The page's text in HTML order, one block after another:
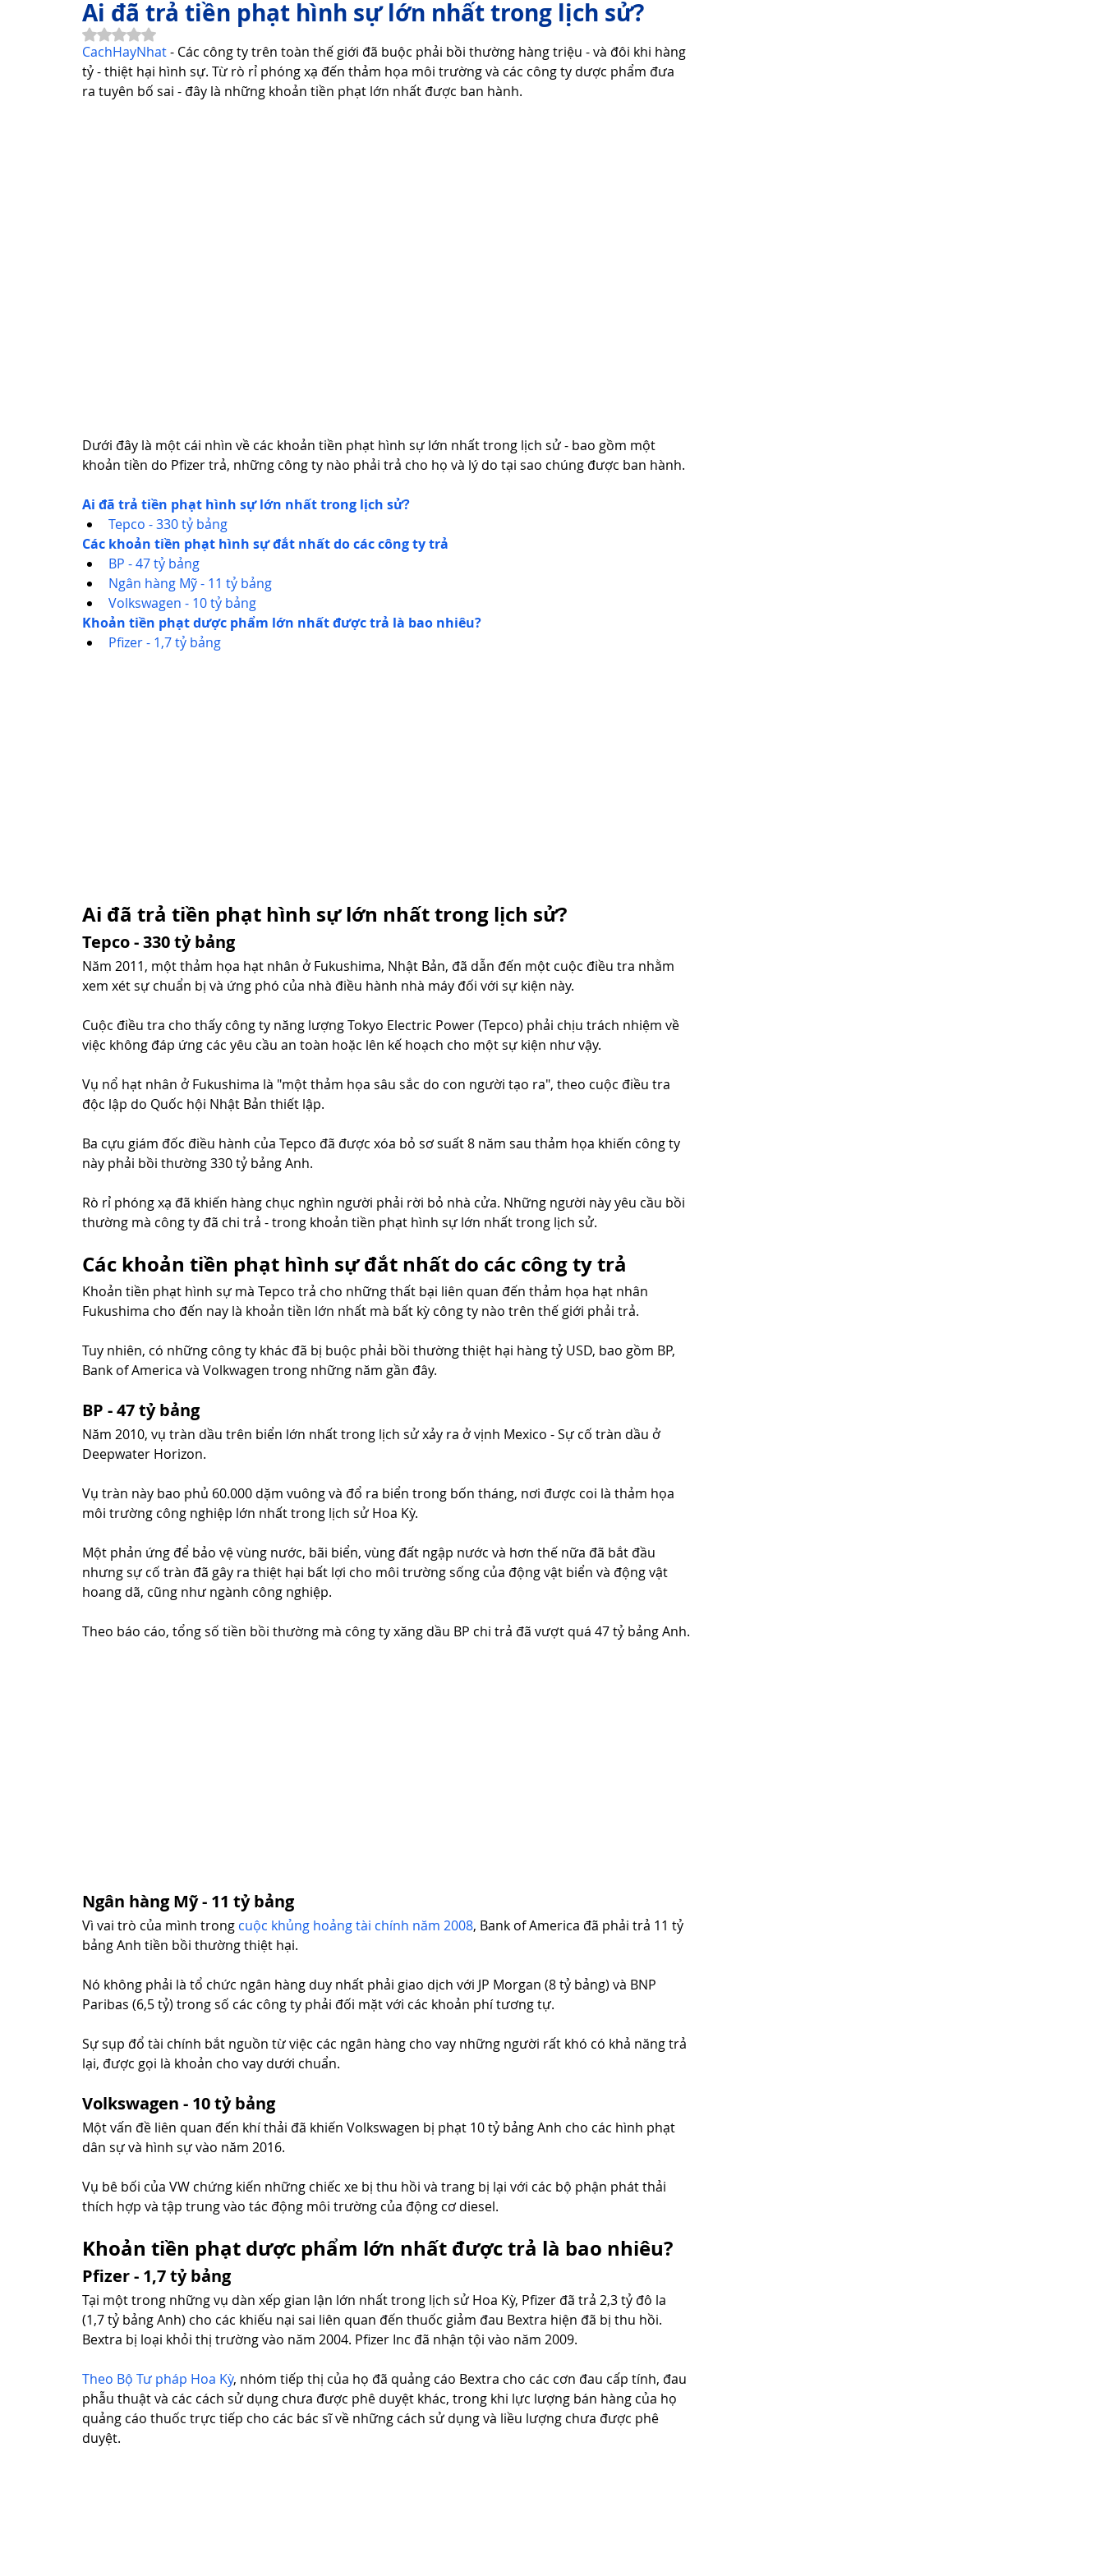
Thơ Hay Thơ Vui Lời Hay Ý Đẹp Vì Sao, Tại Sao? Tử Vi - Phong Thủy - Tâm Linh Phong Tục Tập Quán
Ai đã trả tiền phạt hình sự lớn nhất trong lịch sử?
Đã xếp hạng NaN/5 sao.
CachHayNhat - Các công ty trên toàn thế giới đã buộc phải bồi thường hàng triệu - và đôi khi hàng
tỷ - thiệt hại hình sự. Từ rò rỉ phóng xạ đến thảm họa môi trường và các công ty dược phẩm đưa
ra tuyên bố sai - đây là những khoản tiền phạt lớn nhất được ban hành.
Dưới đây là một cái nhìn về các khoản tiền phạt hình sự lớn nhất trong lịch sử - bao gồm một
khoản tiền do Pfizer trả, những công ty nào phải trả cho họ và lý do tại sao chúng được ban hành.
Ai đã trả tiền phạt hình sự lớn nhất trong lịch sử?
Tepco - 330 tỷ bảng
Các khoản tiền phạt hình sự đắt nhất do các công ty trả
BP - 47 tỷ bảng
Ngân hàng Mỹ - 11 tỷ bảng
Volkswagen - 10 tỷ bảng
Khoản tiền phạt dược phẩm lớn nhất được trả là bao nhiêu?
Pfizer - 1,7 tỷ bảng
Ai đã trả tiền phạt hình sự lớn nhất trong lịch sử?
Tepco - 330 tỷ bảng
Năm 2011, một thảm họa hạt nhân ở Fukushima, Nhật Bản, đã dẫn đến một cuộc điều tra nhằm
xem xét sự chuẩn bị và ứng phó của nhà điều hành nhà máy đối với sự kiện này.
Cuộc điều tra cho thấy công ty năng lượng Tokyo Electric Power (Tepco) phải chịu trách nhiệm về
việc không đáp ứng các yêu cầu an toàn hoặc lên kế hoạch cho một sự kiện như vậy.
Vụ nổ hạt nhân ở Fukushima là "một thảm họa sâu sắc do con người tạo ra", theo cuộc điều tra
độc lập do Quốc hội Nhật Bản thiết lập.
Ba cựu giám đốc điều hành của Tepco đã được xóa bỏ sơ suất 8 năm sau thảm họa khiến công ty
này phải bồi thường 330 tỷ bảng Anh.
Rò rỉ phóng xạ đã khiến hàng chục nghìn người phải rời bỏ nhà cửa. Những người này yêu cầu bồi
thường mà công ty đã chi trả - trong khoản tiền phạt hình sự lớn nhất trong lịch sử.
Các khoản tiền phạt hình sự đắt nhất do các công ty trả
Khoản tiền phạt hình sự mà Tepco trả cho những thất bại liên quan đến thảm họa hạt nhân
Fukushima cho đến nay là khoản tiền lớn nhất mà bất kỳ công ty nào trên thế giới phải trả.
Tuy nhiên, có những công ty khác đã bị buộc phải bồi thường thiệt hại hàng tỷ USD, bao gồm BP,
Bank of America và Volkwagen trong những năm gần đây.
BP - 47 tỷ bảng
Năm 2010, vụ tràn dầu trên biển lớn nhất trong lịch sử xảy ra ở vịnh Mexico - Sự cố tràn dầu ở
Deepwater Horizon.
Vụ tràn này bao phủ 60.000 dặm vuông và đổ ra biển trong bốn tháng, nơi được coi là thảm họa
môi trường công nghiệp lớn nhất trong lịch sử Hoa Kỳ.
Một phản ứng để bảo vệ vùng nước, bãi biển, vùng đất ngập nước và hơn thế nữa đã bắt đầu
nhưng sự cố tràn đã gây ra thiệt hại bất lợi cho môi trường sống của động vật biển và động vật
hoang dã, cũng như ngành công nghiệp.
Theo báo cáo, tổng số tiền bồi thường mà công ty xăng dầu BP chi trả đã vượt quá 47 tỷ bảng Anh.
Ngân hàng Mỹ - 11 tỷ bảng
Vì vai trò của mình trong cuộc khủng hoảng tài chính năm 2008, Bank of America đã phải trả 11 tỷ
bảng Anh tiền bồi thường thiệt hại.
Nó không phải là tổ chức ngân hàng duy nhất phải giao dịch với JP Morgan (8 tỷ bảng) và BNP
Paribas (6,5 tỷ) trong số các công ty phải đối mặt với các khoản phí tương tự.
Sự sụp đổ tài chính bắt nguồn từ việc các ngân hàng cho vay những người rất khó có khả năng trả
lại, được gọi là khoản cho vay dưới chuẩn.
Volkswagen - 10 tỷ bảng
Một vấn đề liên quan đến khí thải đã khiến Volkswagen bị phạt 10 tỷ bảng Anh cho các hình phạt
dân sự và hình sự vào năm 2016.
Vụ bê bối của VW chứng kiến ​​những chiếc xe bị thu hồi và trang bị lại với các bộ phận phát thải
thích hợp và tập trung vào tác động môi trường của động cơ diesel.
Khoản tiền phạt dược phẩm lớn nhất được trả là bao nhiêu?
Pfizer - 1,7 tỷ bảng
Tại một trong những vụ dàn xếp gian lận lớn nhất trong lịch sử Hoa Kỳ, Pfizer đã trả 2,3 tỷ đô la
(1,7 tỷ bảng Anh) cho các khiếu nại sai liên quan đến thuốc giảm đau Bextra hiện đã bị thu hồi.
Bextra bị loại khỏi thị trường vào năm 2004. Pfizer Inc đã nhận tội vào năm 2009.
Theo Bộ Tư pháp Hoa Kỳ, nhóm tiếp thị của họ đã quảng cáo Bextra cho các cơn đau cấp tính, đau
phẫu thuật và các cách sử dụng chưa được phê duyệt khác, trong khi lực lượng bán hàng của họ
quảng cáo thuốc trực tiếp cho các bác sĩ về những cách sử dụng và liều lượng chưa được phê
duyệt.